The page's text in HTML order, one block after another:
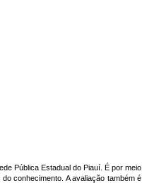
Pública Estadual do Piauí. É por meio
conhecimento. A avaliação também é